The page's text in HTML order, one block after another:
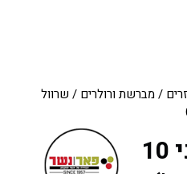
/מברשת ורולרים / שרוול
שרוול בולרו מיני 10